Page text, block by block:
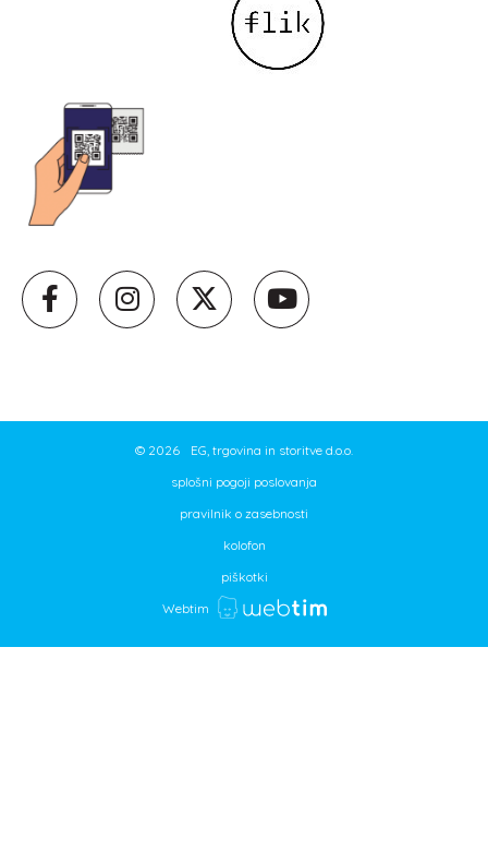
© 2026
EG, trgovina in storitve d.o.o.
splošni pogoji poslovanja
pravilnik o zasebnosti
kolofon
piškotki
Webtim